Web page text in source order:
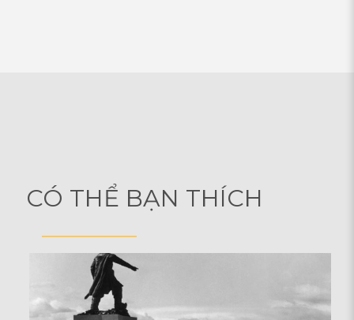
CÓ THỂ BẠN THÍCH